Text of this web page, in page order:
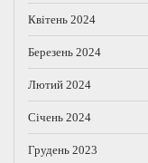
Квітень 2024
Березень 2024
Лютий 2024
Січень 2024
Грудень 2023